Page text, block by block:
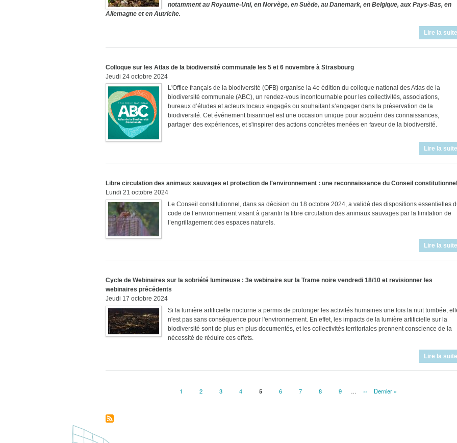
notamment au Royaume-Uni, en Norvège, en Suède, au Danemark, en Belgique, aux Pays-Bas, en
Allemagne et en Autriche.
Lire la suite
Colloque sur les Atlas de la biodiversité communale les 5 et 6 novembre à Strasbourg
Jeudi 24 octobre 2024
L'Office français de la biodiversité (OFB) organise la 4e édition du colloque national des Atlas de la
biodiversité communale (ABC), un rendez-vous incontournable pour les collectivités, associations,
bureaux d’études et acteurs locaux engagés ou souhaitant s’engager dans la préservation de la
biodiversité. Cet événement bisannuel est une occasion unique pour acquérir des connaissances,
partager des expériences, et s'inspirer des actions concrètes menées en faveur de la biodiversité.
Lire la suite
Libre circulation des animaux sauvages et protection de l'environnement : une reconnaissance du Conseil constitutionnel
Lundi 21 octobre 2024
Le Conseil constitutionnel, dans sa décision du 18 octobre 2024, a validé des dispositions essentielles
code de l’environnement visant à garantir la libre circulation des animaux sauvages par la limitation de
l’engrillagement des espaces naturels.
Lire la suite
Cycle de Webinaires sur la sobriété lumineuse : 3e webinaire sur la Trame noire vendredi 18/10 et revisionner les
webinaires précédents
Jeudi 17 octobre 2024
Si la lumière artificielle nocturne a permis de prolonger les activités humaines une fois la nuit tombée,
n'est pas sans conséquence pour l'environnement. En effet, les impacts de la lumière artificielle sur la
biodiversité sont de plus en plus documentés, et les collectivités territoriales prennent conscience de la
nécessité de réduire ces effets.
Lire la suite
Page
1 Page
2 Page
3 Page
4
Page
5 Page
6 Page
7 Page
8 Page
9 …
Page
››
Dernière
Dernier »